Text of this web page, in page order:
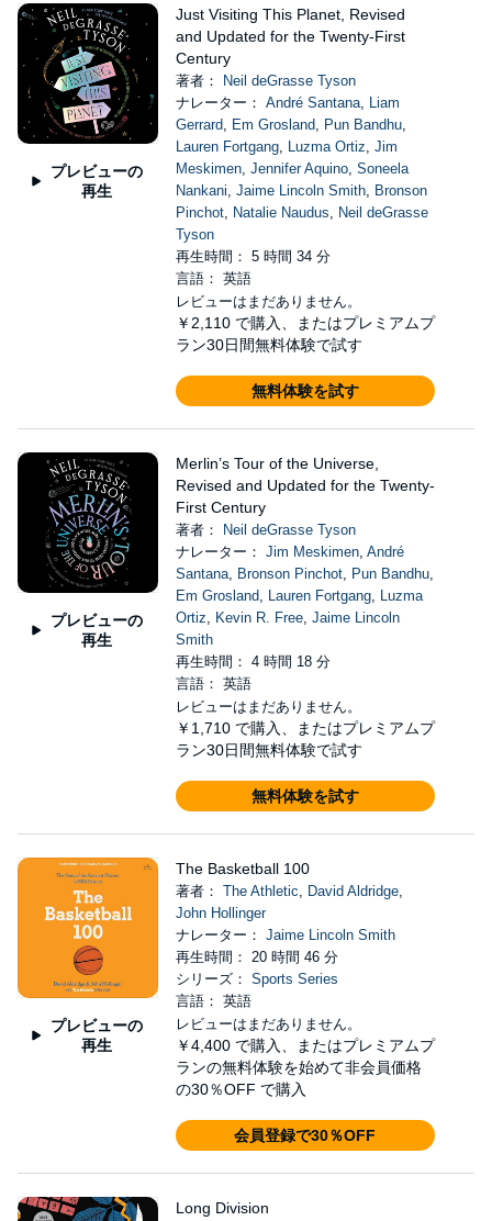
プレビューの
再生
Just Visiting This Planet, Revised
and Updated for the Twenty-First
Century
著者：
Neil deGrasse Tyson
ナレーター： André Santana, Liam
Gerrard, Em Grosland, Pun Bandhu,
Lauren Fortgang, Luzma Ortiz, Jim
Meskimen, Jennifer Aquino, Soneela
Nankani, Jaime Lincoln Smith, Bronson
Pinchot, Natalie Naudus, Neil deGrasse
Tyson
再生時間： 5 時間 34 分
言語： 英語
レビューはまだありません。
￥2,110 で購入、またはプレミアムプ
ラン30日間無料体験で試す
無料体験を試す
プレビューの
再生
Merlin’s Tour of the Universe,
Revised and Updated for the Twenty-
First Century
著者：
Neil deGrasse Tyson
ナレーター： Jim Meskimen, André
Santana, Bronson Pinchot, Pun Bandhu,
Em Grosland, Lauren Fortgang, Luzma
Ortiz, Kevin R. Free, Jaime Lincoln
Smith
再生時間： 4 時間 18 分
言語： 英語
レビューはまだありません。
￥1,710 で購入、またはプレミアムプ
ラン30日間無料体験で試す
無料体験を試す
プレビューの
再生
The Basketball 100
著者： The Athletic, David Aldridge,
John Hollinger
ナレーター： Jaime Lincoln Smith
再生時間： 20 時間 46 分
シリーズ： Sports Series
言語： 英語
レビューはまだありません。
￥4,400 で購入、またはプレミアムプ
ランの無料体験を始めて非会員価格
の30％OFF で購入
会員登録で30％OFF
Long Division